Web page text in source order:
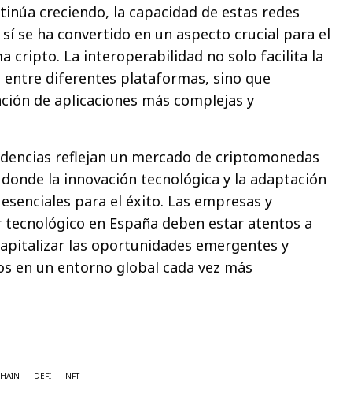
creciendo, la capacidad de estas redes
se ha convertido en un aspecto crucial para el
cripto. La interoperabilidad no solo facilita la
diferentes plataformas, sino que
de aplicaciones más complejas y
reflejan un mercado de criptomonedas
la innovación tecnológica y la adaptación
para el éxito. Las empresas y
en España deben estar atentos a
las oportunidades emergentes y
en un entorno global cada vez más
DEFI NFT